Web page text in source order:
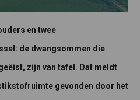
en twee
de dwangsommen die
zijn van tafel. Dat meldt
gevonden door het